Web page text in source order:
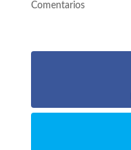
Comentarios